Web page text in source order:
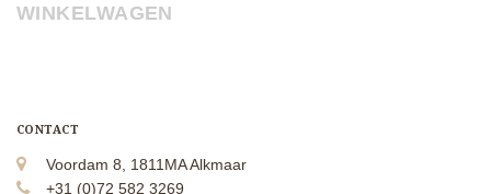
WINKELWAGEN
CONTACT
Voordam 8, 1811MA Alkmaar
+31 (0)72 582 3269